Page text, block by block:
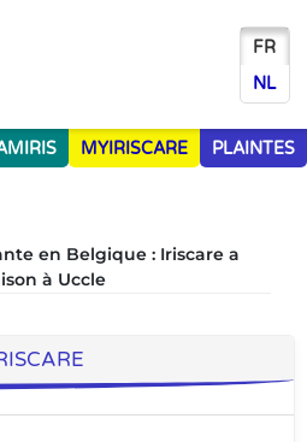
FR
NL
MYIRISCARE PLAINTES
en Belgique : Iriscare a
à Uccle